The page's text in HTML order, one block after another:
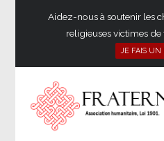
Aidez-nous à soutenir les
religieuses victimes de
JE FAIS UN